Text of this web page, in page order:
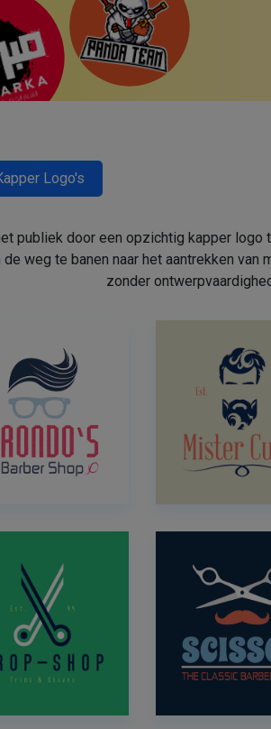
Logo's
publiek door een opzichtig kapper
weg te banen naar het aantrekken
zonder